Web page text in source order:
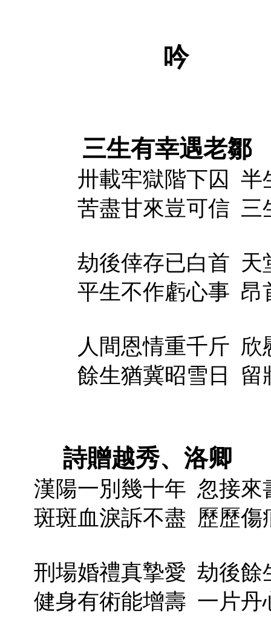
吟
三生有幸遇老鄒
卅載牢獄階下囚 半
苦盡甘來豈可信 三
劫後倖存已白首 天
平生不作虧心事 昂
人間恩情重千斤 欣
餘生猶冀昭雪日
留
詩贈越秀、洛卿
漢陽一別幾十年 忽接來
斑斑血淚訴不盡 歷歷傷
刑場婚禮真摯愛 劫後餘
健身有術能增壽 一片丹